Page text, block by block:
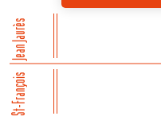
Jean Jaurès
St-François